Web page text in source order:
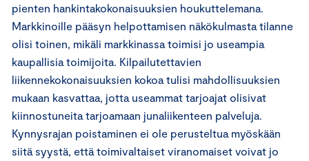
pienten hankintakokonaisuuksien houkuttelemana.
Markkinoille pääsyn helpottamisen näkökulmasta tilanne
olisi toinen, mikäli markkinassa toimisi jo useampia
kaupallisia toimijoita. Kilpailutettavien
liikennekokonaisuuksien kokoa tulisi mahdollisuuksien
mukaan kasvattaa, jotta useammat tarjoajat olisivat
kiinnostuneita tarjoamaan junaliikenteen palveluja.
Kynnysrajan poistaminen ei ole perusteltua myöskään
siitä syystä, että toimivaltaiset viranomaiset voivat jo